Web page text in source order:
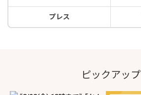
プレス
ピックアップ